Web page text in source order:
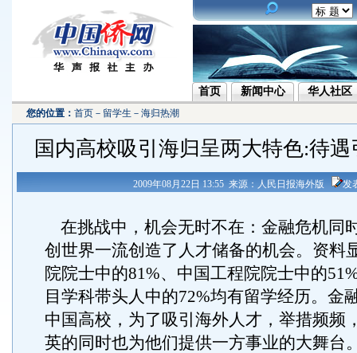
首页 新闻中心 华人社区
您的位置： 首页 － 留学生 － 海归热潮
国内高校吸引海归呈两大特色:待
2009年08月22日 13:55 来源：人民日报海外版 发
在挑战中，机会无时不在：金融危机同
创世界一流创造了人才储备的机会。资料
院院士中的81%、中国工程院院士中的
目学科带头人中的72%均有留学经历。金
中国高校，为了吸引海外人才，举措频频
英的同时也为他们提供一方事业的大舞台